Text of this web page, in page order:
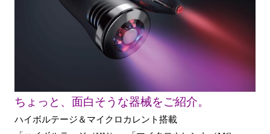
ちょっと、面白そうな器械をご紹介。
ハイボルテージ＆マイクロカレント搭載